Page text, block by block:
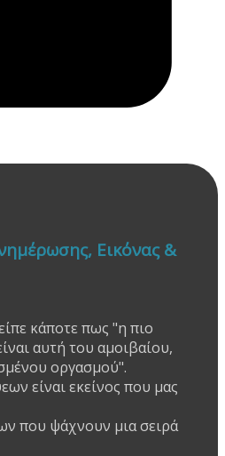
Εικόνας &
κάποτε πως "η πιο
αυτή του αμοιβαίου,
οργασμού".
είναι εκείνος που μας
που ψάχνουν μια σειρά